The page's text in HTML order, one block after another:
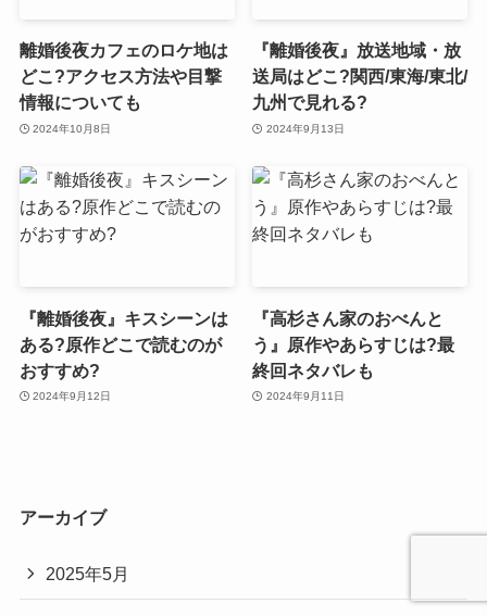
離婚後夜カフェのロケ地は
どこ?アクセス方法や目撃
情報についても
2024年10月8日
『離婚後夜』放送地域・放
送局はどこ?関西/東海/東北/
九州で見れる?
2024年9月13日
『離婚後夜』キスシーンは
ある?原作どこで読むのが
おすすめ?
2024年9月12日
『高杉さん家のおべんと
う』原作やあらすじは?最
終回ネタバレも
2024年9月11日
アーカイブ
2025年5月